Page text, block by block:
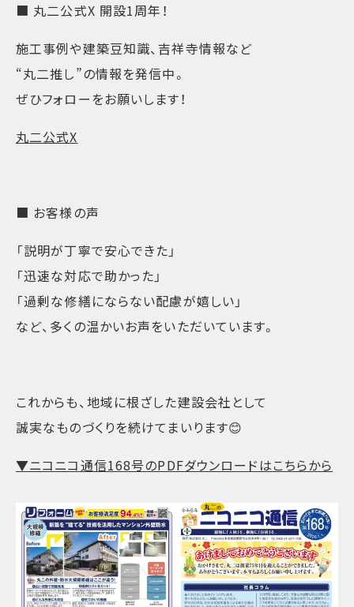
■ 丸二公式X 開設1周年！
施工事例や建築豆知識、吉祥寺情報など
“丸二推し”の情報を発信中。
ぜひフォローをお願いします！
丸二公式X
■ お客様の声
「説明が丁寧で安心できた」
「迅速な対応で助かった」
「過剰な修繕にならない配慮が嬉しい」
など、多くの温かいお声をいただいています。
これからも、地域に根ざした建設会社として
誠実なものづくりを続けてまいります😊
▼ニコニコ通信168号のPDFダウンロードはこちらから